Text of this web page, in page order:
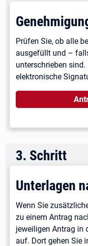
Prüfen Sie, ob alle
ausgefüllt und –
unterschrieben
elektronische
3. Schritt
Unterlagen
Wenn Sie
zu einem Antrag
jeweiligen Antrag in
auf. Dort gehen Sie